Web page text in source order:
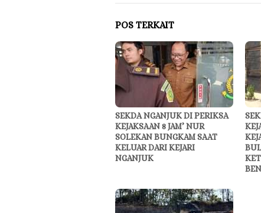
POS TERKAIT
SEKDA NGANJUK DI PERIKSA
KEJAKSAAN 8 JAM’ NUR
SOLEKAN BUNGKAM SAAT
KELUAR DARI KEJARI
NGANJUK